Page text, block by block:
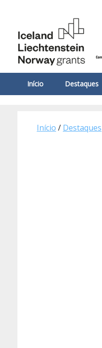
Início Destaques
Início / Destaques